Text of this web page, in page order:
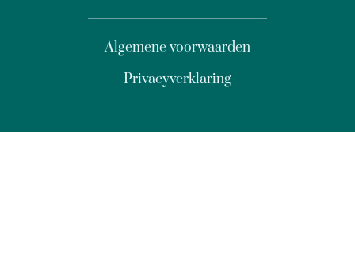
Privacyverklaring
Algemene voorwaarden